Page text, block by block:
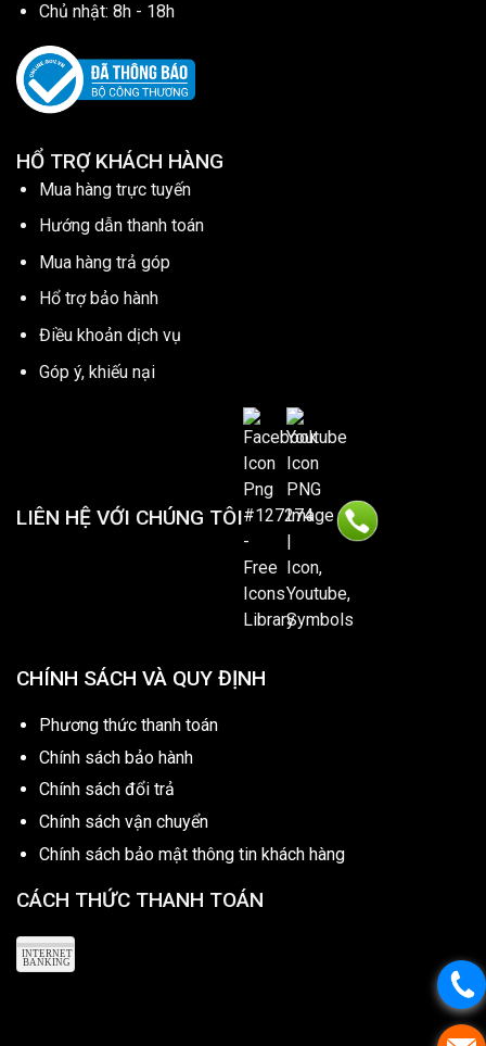
Chủ nhật: 8h - 18h
HỔ TRỢ KHÁCH HÀNG
Mua hàng trực tuyến
Hướng dẫn thanh toán
Mua hàng trả góp
Hổ trợ bảo hành
Điều khoản dịch vụ
Góp ý, khiếu nại
LIÊN HỆ VỚI CHÚNG TÔI
CHÍNH SÁCH VÀ QUY ĐỊNH
Phương thức thanh toán
Chính sách bảo hành
Chính sách đổi trả
Chính sách vận chuyển
Chính sách bảo mật thông tin khách hàng
CÁCH THỨC THANH TOÁN